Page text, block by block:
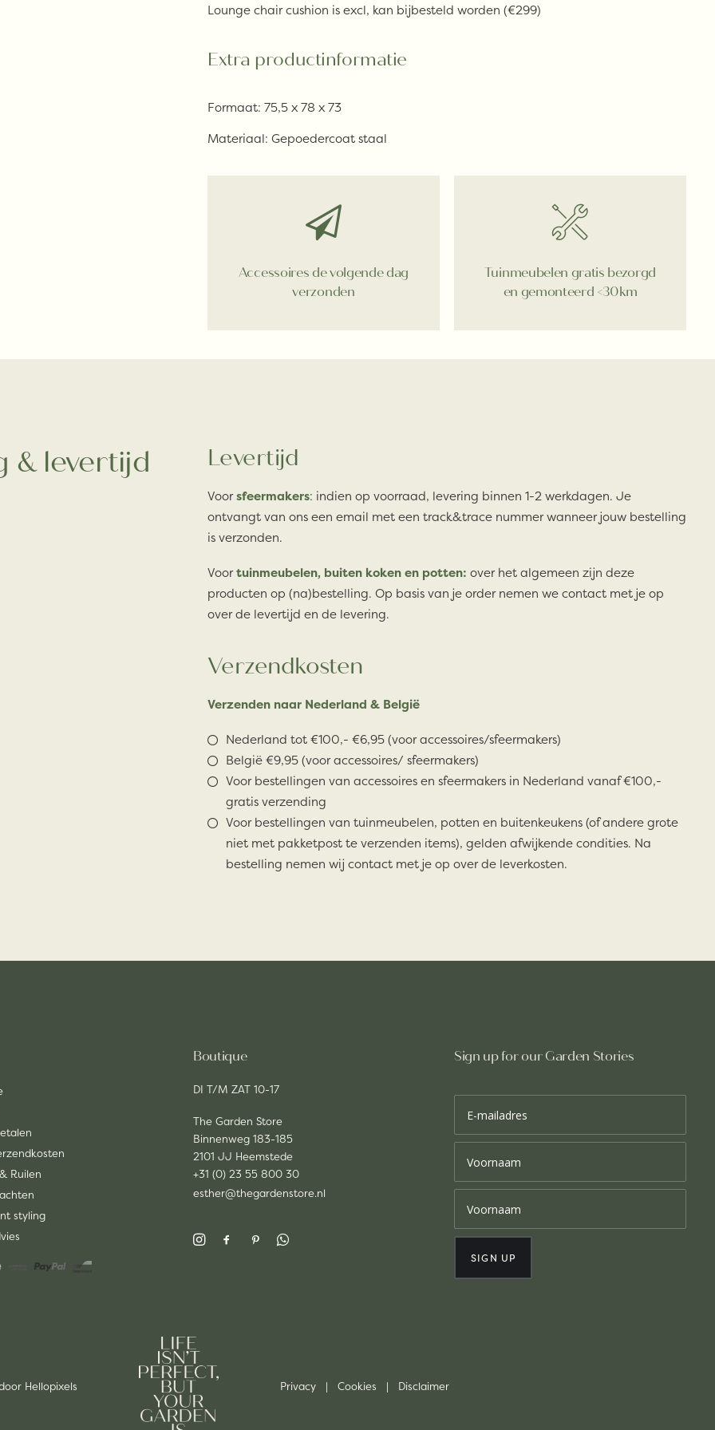
Lounge chair cushion is excl, kan bijbesteld worden (€299)
Extra productinformatie
Formaat: 75,5 x 78 x 73
Materiaal: Gepoedercoat staal
Accessoires de volgende dag
verzonden
Tuinmeubelen gratis bezorgd
en gemonteerd <30km
& levertijd Levertijd
Voorsfeermakers: indien op voorraad, levering binnen 1-2 werkdagen. Je
ontvangt van ons een email met een track&trace nummer wanneer jouw bestelling
is verzonden.
Voortuinmeubelen, buiten koken en potten: over het algemeen zijn deze
producten op (na)bestelling. Op basis van je order nemen we contact met je op
over de levertijd en de levering.
Verzendkosten
Verzenden naar Nederland & België
Nederland tot €100,- €6,95 (voor accessoires/sfeermakers)
België €9,95 (voor accessoires/ sfeermakers)
Voor bestellingen van accessoires en sfeermakers in Nederland vanaf €100,-
gratis verzending
Voor bestellingen van tuinmeubelen, potten en buitenkeukens (of andere grote
niet met pakketpost te verzenden items), gelden afwijkende condities. Na
bestelling nemen wij contact met je op over de leverkosten.
Ruilen
styling
Boutique
DI T/M ZAT 10-17
The Garden Store
Binnenweg 183-185
2101 JJ Heemstede
+31 (0) 23 55 800 30
esther@thegardenstore.nl
Sign up for our Garden Stories
Hellopixels Privacy | Cookies | Disclaimer